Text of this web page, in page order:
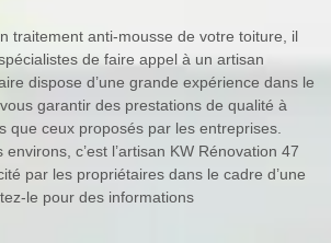
traitement anti-mousse de votre toiture, il
de faire appel à un artisan
dispose d’une grande expérience dans le
garantir des prestations de qualité à
que ceux proposés par les entreprises.
c’est l’artisan KW Rénovation 47
par les propriétaires dans le cadre d’une
le pour des informations